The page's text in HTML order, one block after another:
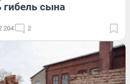
сына
204 2